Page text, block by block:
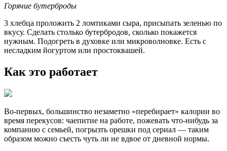
Горячие бутерброды
3 хлебца проложить 2 ломтиками сыра, присыпать зеленью по
вкусу. Сделать столько бутербродов, сколько покажется
нужным. Подогреть в духовке или микроволновке. Есть с
несладким йогуртом или простоквашей.
Как это работает
Во-первых, большинство незаметно «перебирает» калории во
время перекусов: чаепитие на работе, пожевать что-нибудь за
компанию с семьей, погрызть орешки под сериал — таким
образом можно съесть чуть ли не вдвое от дневной нормы.